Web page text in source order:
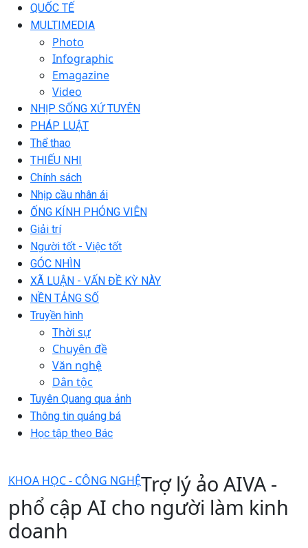
QUỐC TẾ
MULTIMEDIA
Photo
Infographic
Emagazine
Video
NHỊP SỐNG XỨ TUYÊN
PHÁP LUẬT
Thể thao
THIẾU NHI
Chính sách
Nhịp cầu nhân ái
ỐNG KÍNH PHÓNG VIÊN
Giải trí
Người tốt - Việc tốt
GÓC NHÌN
XÃ LUẬN - VẤN ĐỀ KỲ NÀY
NỀN TẢNG SỐ
Truyền hình
Thời sự
Chuyên đề
Văn nghệ
Dân tộc
Tuyên Quang qua ảnh
Thông tin quảng bá
Học tập theo Bác
KHOA HỌC - CÔNG NGHỆTrợ lý ảo AIVA -
phổ cập AI cho người làm kinh
doanh